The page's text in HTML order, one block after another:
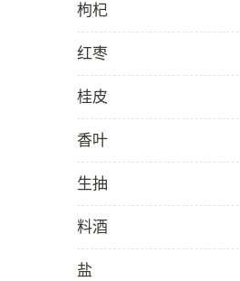
枸杞
红枣
桂皮
香叶
生抽
料酒
盐